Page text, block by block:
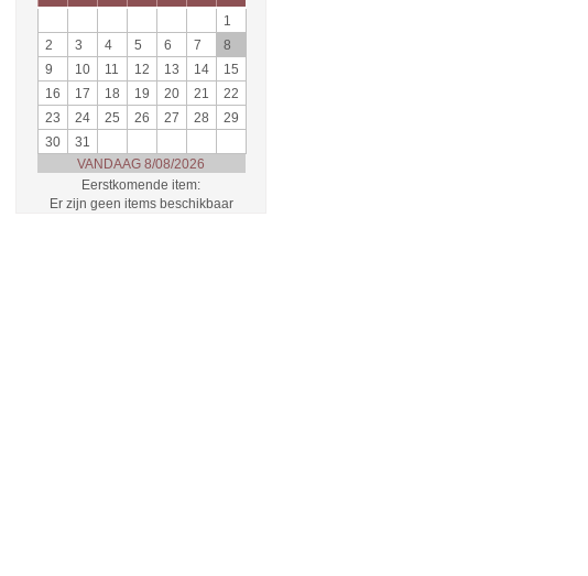
1
2
3 4 5 6 7
8
9
10 11 12 13 14
15
16
17 18 19 20 21
22
23
24 25 26 27 28
29
30
31
VANDAAG 8/08/2026
Eerstkomende item:
Er zijn geen items beschikbaar